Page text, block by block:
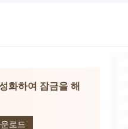
화하여 잠금을 해
로드